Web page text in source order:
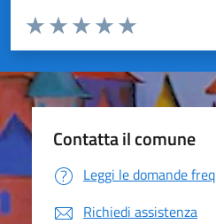
Valuta da 1 a 5 stelle la pagina
Valuta 5 stelle
Valuta 4 stelle su 5
Valuta 3 stelle su 5
Valuta 2 stelle su 5
Valuta 1 stelle su 5
Contatta il comune
Leggi le domande
Richiedi assistenza